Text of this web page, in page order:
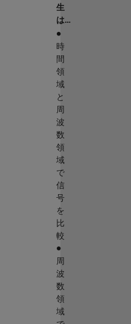
生
は…
∙
時
間
領
域
と
周
波
数
領
域
で
信
号
を
比
較
∙
周
波
数
領
域